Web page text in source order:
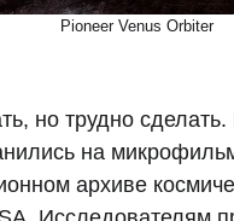
Pioneer Venus Orbiter
но трудно сделать.
на
архиве